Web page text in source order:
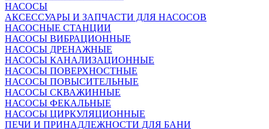
НАСОСЫ
АКСЕССУАРЫ И ЗАПЧАСТИ ДЛЯ НАСОСОВ
НАСОСНЫЕ СТАНЦИИ
НАСОСЫ ВИБРАЦИОННЫЕ
НАСОСЫ ДРЕНАЖНЫЕ
НАСОСЫ КАНАЛИЗАЦИОННЫЕ
НАСОСЫ ПОВЕРХНОСТНЫЕ
НАСОСЫ ПОВЫСИТЕЛЬНЫЕ
НАСОСЫ СКВАЖИННЫЕ
НАСОСЫ ФЕКАЛЬНЫЕ
НАСОСЫ ЦИРКУЛЯЦИОННЫЕ
ПЕЧИ И ПРИНАДЛЕЖНОСТИ ДЛЯ БАНИ